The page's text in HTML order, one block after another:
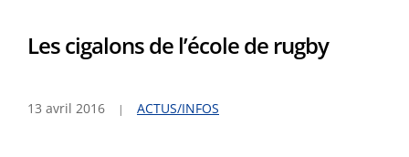
Les cigalons de l’école de rugby
13 avril 2016 ACTUS/INFOS